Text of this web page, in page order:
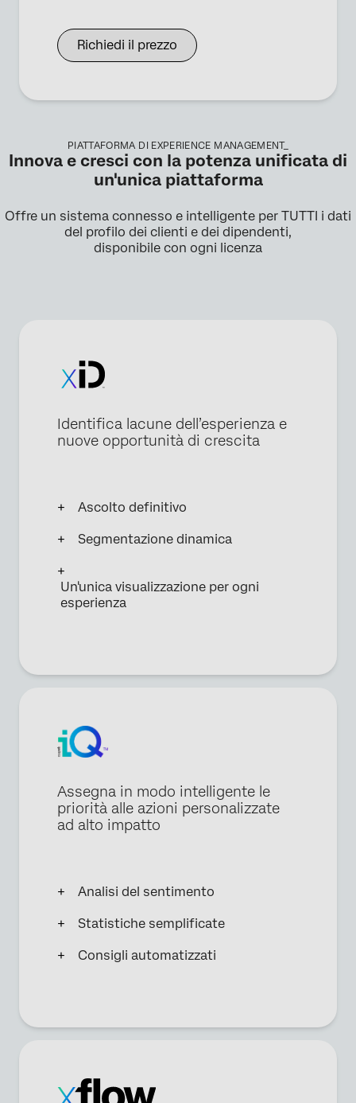
Richiedi il prezzo
PIATTAFORMA DI EXPERIENCE MANAGEMENT_
Innova e cresci con la potenza unificata di
un'unica piattaforma
Offre un sistema connesso e intelligente per TUTTI i dati
del profilo dei clienti e dei dipendenti,
disponibile con ogni licenza
Identifica lacune dell’esperienza e
nuove opportunità di crescita
Ascolto definitivo
Segmentazione dinamica
Un'unica visualizzazione per ogni
esperienza
Assegna in modo intelligente le
priorità alle azioni personalizzate
ad alto impatto
Analisi del sentimento
Statistiche semplificate
Consigli automatizzati